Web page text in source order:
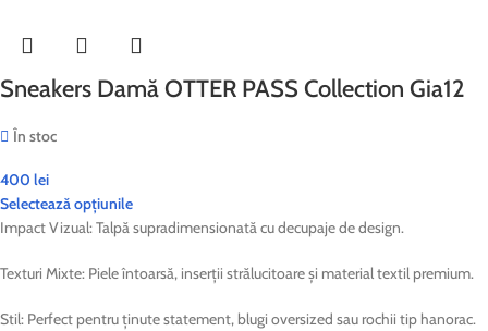
Sneakers Damă OTTER PASS Collection Gia12
În stoc
400 lei
Selectează opțiunile
Impact Vizual: Talpă supradimensionată cu decupaje de design.
Texturi Mixte: Piele întoarsă, inserții strălucitoare și material textil premium.
Stil: Perfect pentru ținute statement, blugi oversized sau rochii tip hanorac.